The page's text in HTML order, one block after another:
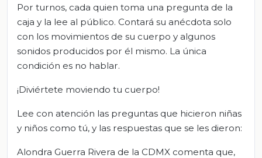
Por turnos, cada quien toma una pregunta de la
caja y la lee al público. Contará su anécdota solo
con los movimientos de su cuerpo y algunos
sonidos producidos por él mismo. La única
condición es no hablar.
¡Diviértete moviendo tu cuerpo!
Lee con atención las preguntas que hicieron niñas
y niños como tú, y las respuestas que se les dieron:
Alondra Guerra Rivera de la CDMX comenta que,